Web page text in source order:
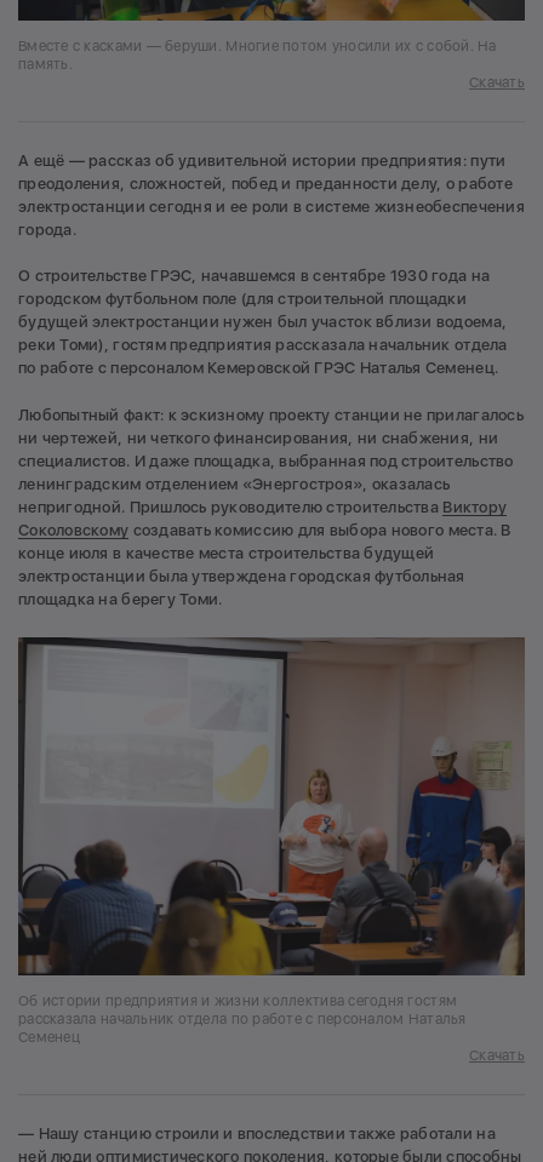
Вместе с касками — беруши. Многие потом уносили их с собой. На
память.
Скачать
А ещё — рассказ об удивительной истории предприятия: пути
преодоления, сложностей, побед и преданности делу, о работе
электростанции сегодня и ее роли в системе жизнеобеспечения
города.
О строительстве ГРЭС, начавшемся в сентябре 1930 года на
городском футбольном поле (для строительной площадки
будущей электростанции нужен был участок вблизи водоема,
реки Томи), гостям предприятия рассказала начальник отдела
по работе с персоналом Кемеровской ГРЭС Наталья Семенец.
Любопытный факт: к эскизному проекту станции не прилагалось
ни чертежей, ни четкого финансирования, ни снабжения, ни
специалистов. И даже площадка, выбранная под строительство
ленинградским отделением «Энергостроя», оказалась
непригодной. Пришлось руководителю строительства Виктору
Соколовскому создавать комиссию для выбора нового места. В
конце июля в качестве места строительства будущей
электростанции была утверждена городская футбольная
площадка на берегу Томи.
Об истории предприятия и жизни коллектива сегодня гостям
рассказала начальник отдела по работе с персоналом Наталья
Семенец
Скачать
— Нашу станцию строили и впоследствии также работали на
ней люди оптимистического поколения, которые были способны